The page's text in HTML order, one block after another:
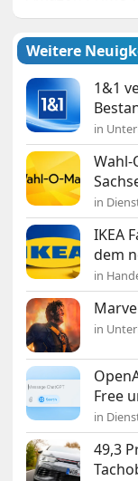
Weitere
1&1
in
in
IKEA
dem
in
in
Free
in
49,3